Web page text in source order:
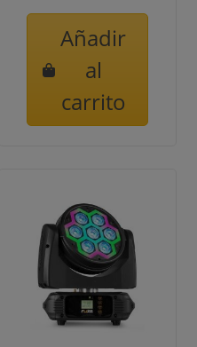
Añadir
al
carrito